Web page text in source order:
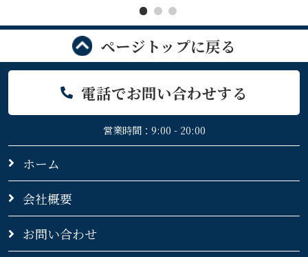
ページトップに戻る
電話でお問い合わせする
営業時間：9:00 - 20:00
ホーム
会社概要
お問い合わせ